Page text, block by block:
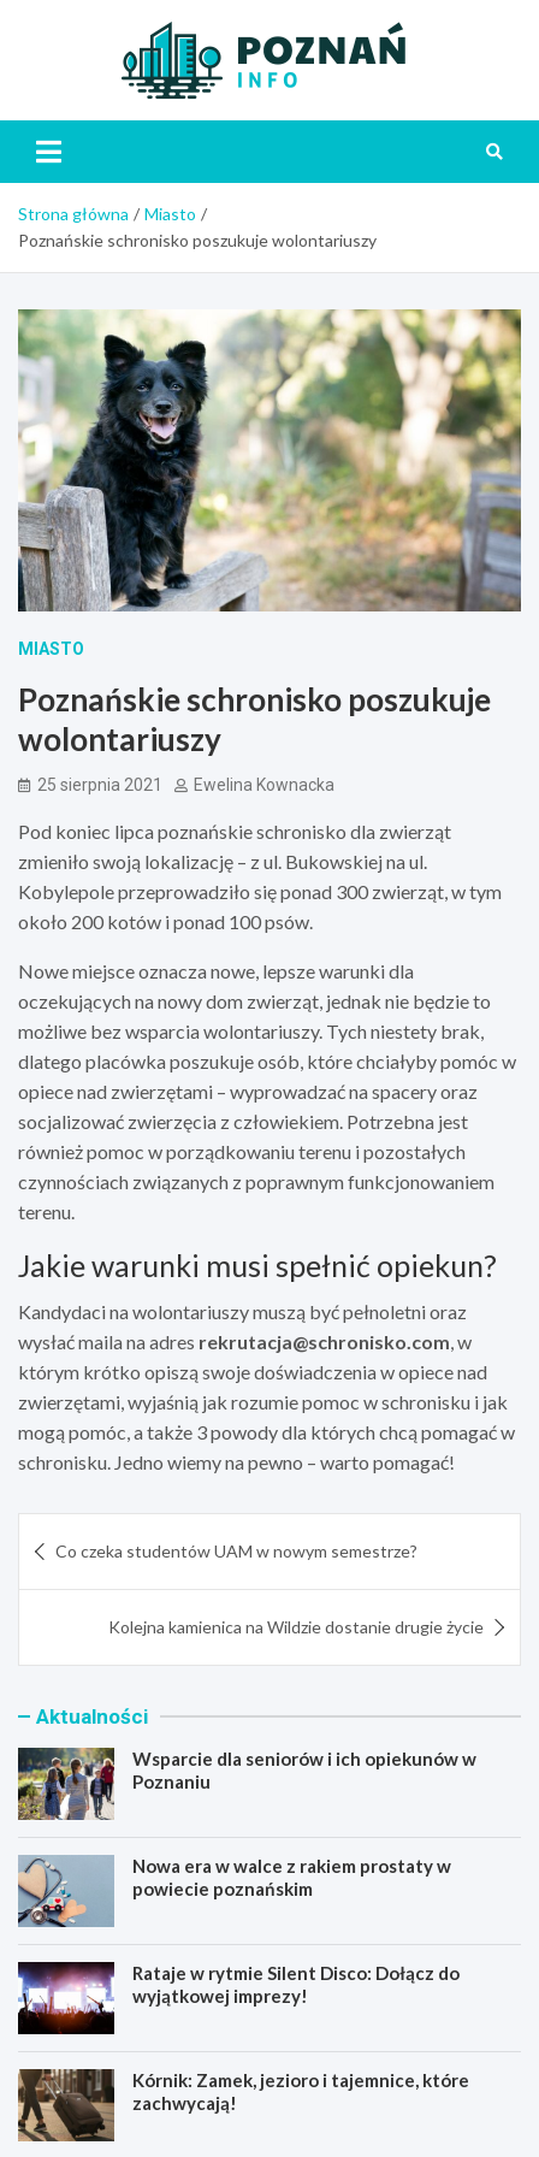
Strona główna
Miasto
Poznańskie schronisko poszukuje wolontariuszy
MIASTO
Poznańskie schronisko poszukuje
wolontariuszy
25 sierpnia 2021 Ewelina Kownacka
Pod koniec lipca poznańskie schronisko dla zwierząt
zmieniło swoją lokalizację – z ul. Bukowskiej na ul.
Kobylepole przeprowadziło się ponad 300 zwierząt, w tym
około 200 kotów i ponad 100 psów.
Nowe miejsce oznacza nowe, lepsze warunki dla
oczekujących na nowy dom zwierząt, jednak nie będzie to
możliwe bez wsparcia wolontariuszy. Tych niestety brak,
dlatego placówka poszukuje osób, które chciałyby pomóc w
opiece nad zwierzętami – wyprowadzać na spacery oraz
socjalizować zwierzęcia z człowiekiem. Potrzebna jest
również pomoc w porządkowaniu terenu i pozostałych
czynnościach związanych z poprawnym funkcjonowaniem
terenu.
Jakie warunki musi spełnić opiekun?
Kandydaci na wolontariuszy muszą być pełnoletni oraz
wysłać maila na adres rekrutacja@schronisko.com , w
którym krótko opiszą swoje doświadczenia w opiece nad
zwierzętami, wyjaśnią jak rozumie pomoc w schronisku i jak
mogą pomóc, a także 3 powody dla których chcą pomagać w
schronisku. Jedno wiemy na pewno – warto pomagać!
wpisu
Co czeka studentów UAM w nowym semestrze?
Kolejna kamienica na Wildzie dostanie drugie życie
Aktualności
Wsparcie dla seniorów i ich opiekunów w
Poznaniu
Nowa era w walce z rakiem prostaty w
powiecie poznańskim
Rataje w rytmie Silent Disco: Dołącz do
wyjątkowej imprezy!
Kórnik: Zamek, jezioro i tajemnice, które
zachwycają!
W
N